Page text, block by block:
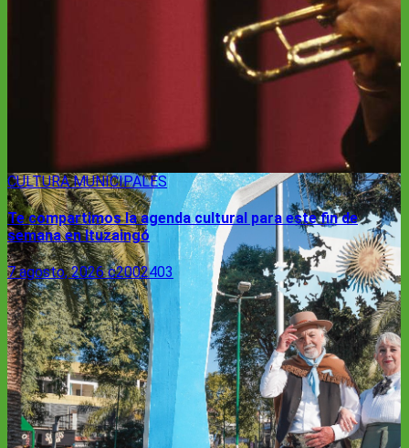
CULTURAMUNICIPALES
Te compartimos la agenda cultural para este fin de
semana en Ituzaingó
7 agosto, 2026c2002403